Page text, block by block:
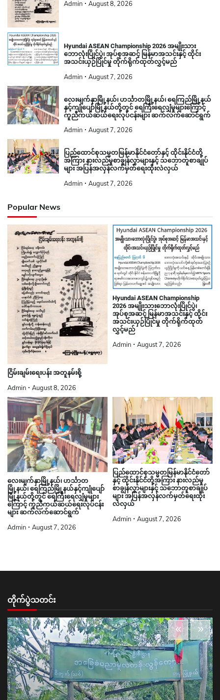
Admin August 8, 2026
Hyundai ASEAN Championship 2026 အမျိုးသား
ဘောလုံးပြိုင်ပွဲ၊ အုပ်စုအဆင့် မြန်မာအသင်းနှင့် ထိုင်း
အသင်းယှဉ်ပြိုင်မှု တိုက်ရိုက်ထုတ်လွှင့်မည်
Admin August 7, 2026
လေးမျက်နှာမြို့နယ်၊ ဟင်္သာတမြို့နယ်၊ ရေကြည်မြို့နယ်
နှင့်ကျုံပျော်မြို့နယ်တို့တွင် ရေကြီးရေလျှံမှုများကြောင့်
ကူညီကယ်ဆယ်ရေးလုပ်ငန်းများ ဆက်လက်ဆောင်ရွက်
Admin August 7, 2026
ပြည်ထောင်စုသမ္မတမြန်မာနိုင်ငံတော်နှင့် ထိုင်းနိုင်ငံတို့
အကြား နားလည်မှုစာချွန်လွှာများနှင့် သဘောတူစာချုပ်
များ အပြန်အလှန်လက်မှတ်ရေးထိုးလဲလှယ်
Admin August 7, 2026
Popular News
ငြိမ်းချမ်းရေးပန်း အတူနမ်းစို့
Admin August 8, 2026
Hyundai ASEAN Championship
2026 အမျိုးသားဘောလုံးပြိုင်ပွဲ၊
အုပ်စုအဆင့် မြန်မာအသင်းနှင့် ထိုင်း
အသင်းယှဉ်ပြိုင်မှု တိုက်ရိုက်ထုတ်
လွှင့်မည်
Admin August 7, 2026
လေးမျက်နှာမြို့နယ်၊ ဟင်္သာတ
မြို့နယ်၊ ရေကြည်မြို့နယ်နှင့်ကျုံပျော်
မြို့နယ်တို့တွင် ရေကြီးရေလျှံမှုများ
ကြောင့် ကူညီကယ်ဆယ်ရေးလုပ်ငန်း
များ ဆက်လက်ဆောင်ရွက်
Admin August 7, 2026
ပြည်ထောင်စုသမ္မတမြန်မာနိုင်ငံတော်
နှင့် ထိုင်းနိုင်ငံတို့အကြား နားလည်မှု
စာချွန်လွှာများနှင့် သဘောတူစာချုပ်
များ အပြန်အလှန်လက်မှတ်ရေးထိုး
လဲလှယ်
Admin August 7, 2026
တိုက်ပွဲသတင်း